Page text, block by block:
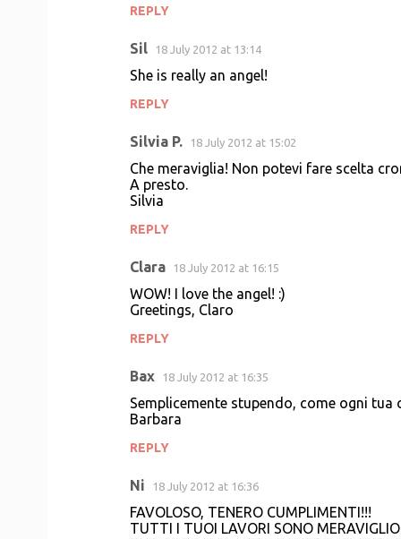
REPLY
Sil 18 July 2012 at 13:14
She is really an angel!
REPLY
Silvia P. 18 July 2012 at 15:02
Che meraviglia! Non potevi fare scelta
A presto.
Silvia
REPLY
Clara 18 July 2012 at 16:15
WOW! I love the angel! :)
Greetings, Claro
REPLY
Bax 18 July 2012 at 16:35
Semplicemente stupendo, come ogni tua
Barbara
REPLY
Ni 18 July 2012 at 16:36
FAVOLOSO, TENERO CUMPLIMENTI!!!
TUTTI I TUOI LAVORI SONO